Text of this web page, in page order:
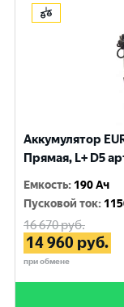
Аккумулятор
Прямая, L+ D5
Емкость: 190 Ач
Пусковой ток:
16 670руб.
14 960 руб.
при обмене